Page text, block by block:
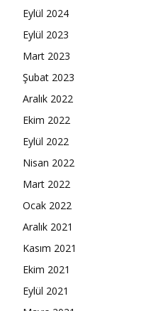
Eylül 2024
Eylül 2023
Mart 2023
Şubat 2023
Aralık 2022
Ekim 2022
Eylül 2022
Nisan 2022
Mart 2022
Ocak 2022
Aralık 2021
Kasım 2021
Ekim 2021
Eylül 2021